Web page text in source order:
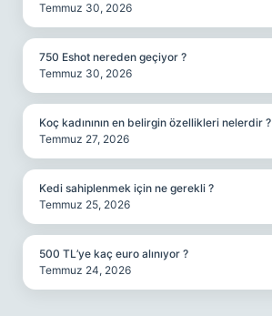
Temmuz 30, 2026
750 Eshot nereden geçiyor ?
Temmuz 30, 2026
Koç kadınının en belirgin özellikleri nelerdir ?
Temmuz 27, 2026
Kedi sahiplenmek için ne gerekli ?
Temmuz 25, 2026
500 TL’ye kaç euro alınıyor ?
Temmuz 24, 2026